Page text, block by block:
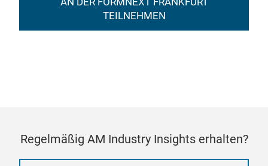
TEILNEHMEN
Regelmäßig AM Industry Insights erhalten?